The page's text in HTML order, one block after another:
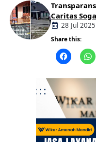
Caritas
Bantuan
28 Jul 2025
Share this: